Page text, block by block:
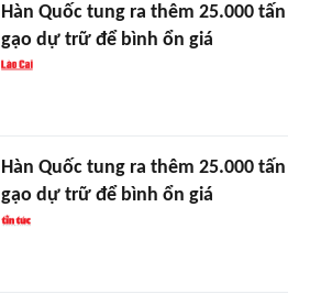
Hàn Quốc tung ra thêm 25.000 tấn
gạo dự trữ để bình ổn giá
Hàn Quốc tung ra thêm 25.000 tấn
gạo dự trữ để bình ổn giá